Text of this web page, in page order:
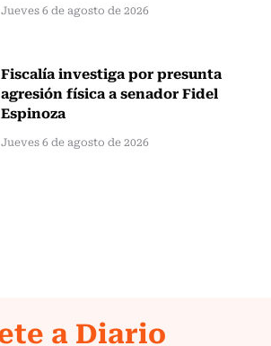
Jueves 6 de agosto de 2026
Fiscalía investiga por presunta
agresión física a senador Fidel
Espinoza
Jueves 6 de agosto de 2026